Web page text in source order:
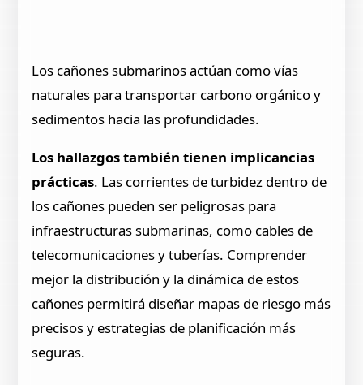
Los cañones submarinos actúan como vías
naturales para transportar carbono orgánico y
sedimentos hacia las profundidades.
Los hallazgos también tienen implicancias
prácticas. Las corrientes de turbidez dentro de
los cañones pueden ser peligrosas para
infraestructuras submarinas, como cables de
telecomunicaciones y tuberías. Comprender
mejor la distribución y la dinámica de estos
cañones permitirá diseñar mapas de riesgo más
precisos y estrategias de planificación más
seguras.